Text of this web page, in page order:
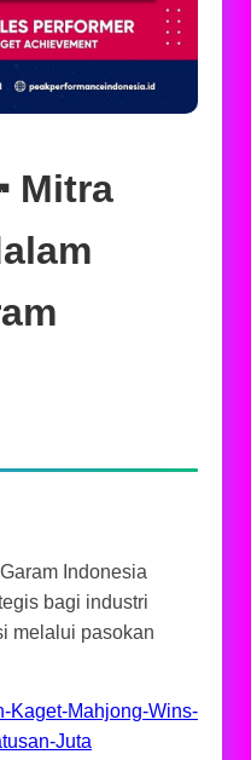
Mitra
Indonesia
bagi industri
melalui pasokan
Kaget-Mahjong-Wins-
Juta